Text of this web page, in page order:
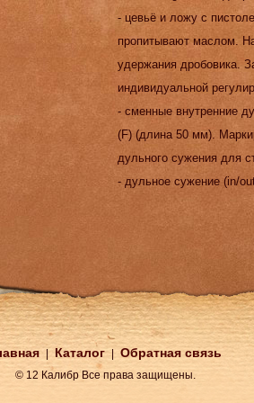
- цевьё и ложу с
пропитывают маслом.
удержания дробовика.
индивидуальной
- сменные внутренние
(F) (длина 50 мм).
дульного сужения для
- дульное сужение (in/
Каталог Обратная связь
© 12 Калибр Все права защищены.